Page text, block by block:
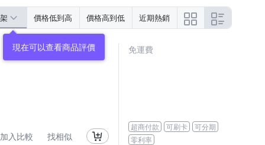
價格低到高 價格高到低 近期熱銷
現在可以查看商品評價
加入比較 找相似
免運費
超商付款 可刷卡
可分期
零利率